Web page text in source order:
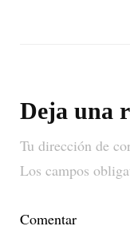
Deja una
Tu dirección de
Los campos
Comentar